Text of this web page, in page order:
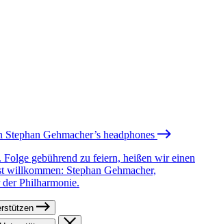
Gehmacher’s headphones
Folge gebührend zu feiern, heißen wir einen
willkommen: Stephan Gehmacher,
Philharmonie.